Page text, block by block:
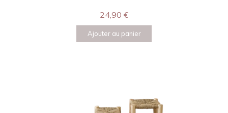
24,90 €
Ajouter au panier